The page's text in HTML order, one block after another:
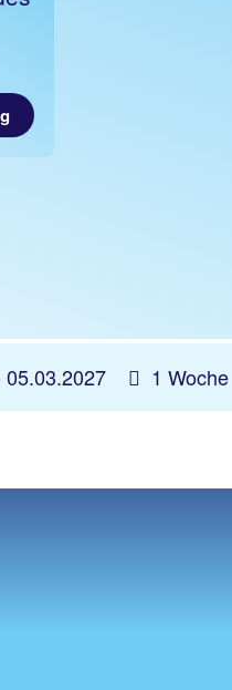
05.03.2027 1 Woche